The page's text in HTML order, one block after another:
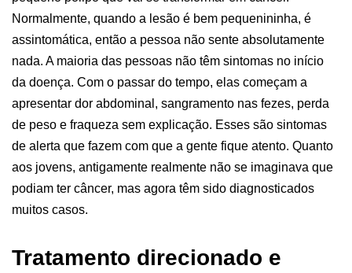
Normalmente, quando a lesão é bem pequenininha, é
assintomática, então a pessoa não sente absolutamente
nada. A maioria das pessoas não têm sintomas no início
da doença. Com o passar do tempo, elas começam a
apresentar dor abdominal, sangramento nas fezes, perda
de peso e fraqueza sem explicação. Esses são sintomas
de alerta que fazem com que a gente fique atento. Quanto
aos jovens, antigamente realmente não se imaginava que
podiam ter câncer, mas agora têm sido diagnosticados
muitos casos.
Tratamento direcionado e